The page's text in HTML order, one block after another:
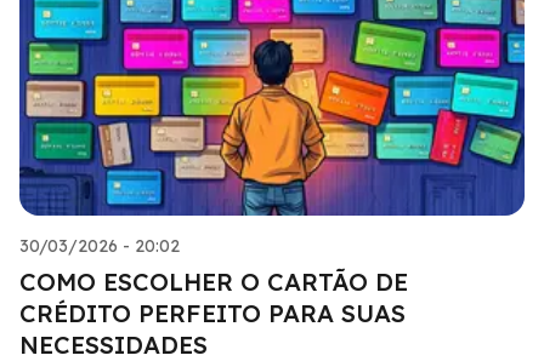
30/03/2026 - 20:02
COMO ESCOLHER O CARTÃO DE
CRÉDITO PERFEITO PARA SUAS
NECESSIDADES